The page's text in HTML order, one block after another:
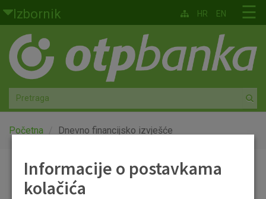
Skoči na glavni sadržaj
Izbornik
Građani
Privatno bankarstvo
Agro
Mala poduzeća i obrtnici
Globalna tržišta
☰
HR EN
Početna Dnevno financijsko izvješće
Dnevno financijsko
Informacije o postavkama
kolačića